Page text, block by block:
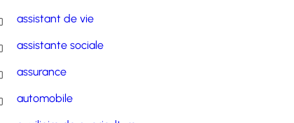
assistant de vie
assistante sociale
assurance
automobile